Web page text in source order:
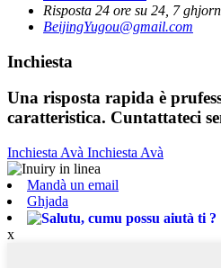
Risposta 24 ore su 24, 7
BeijingYugou@gmail.com
Inchiesta
Una risposta rapida è
caratteristica. Cuntattateci
Inchiesta Avà Inchiesta Avà
Mandà un email
Ghjada
x